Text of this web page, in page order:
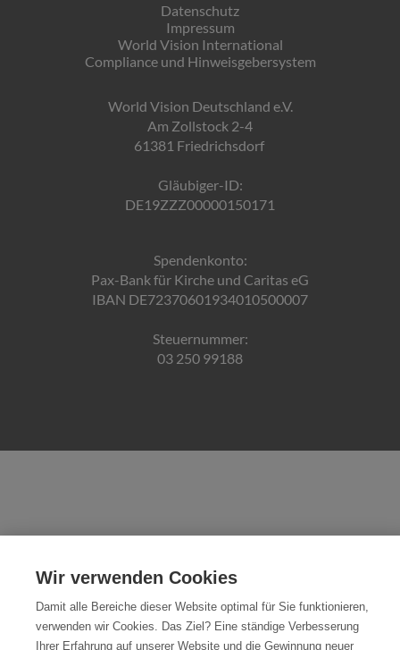
Datenschutz
Impressum
World Vision International
Compliance und Hinweisgebersystem
World Vision Deutschland e.V.
Am Zollstock 2-4
61381 Friedrichsdorf
Gläubiger-ID:
DE19ZZZ00000150171
Spendenkonto:
Pax-Bank für Kirche und Caritas eG
IBAN DE72370601934010500007
Steuernummer:
03 250 99188
Wir verwenden Cookies
Damit alle Bereiche dieser Website optimal für Sie funktionieren,
verwenden wir Cookies. Das Ziel? Eine ständige Verbesserung
Ihrer Erfahrung auf unserer Website und die Gewinnung neuer